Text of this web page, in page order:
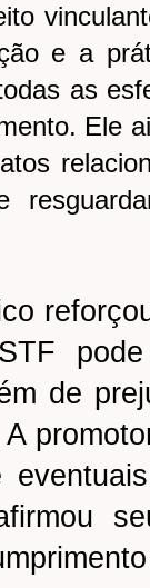
e a
as
Ele
pode
de